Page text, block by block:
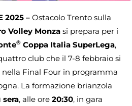
2025 – Ostacolo Trento sulla
Volley Monza si prepara per i
® Coppa Italia SuperLega,
club che il 7-8 febbraio si
Final Four in programma
La formazione brianzola
sera, alle ore 20:30, in gara